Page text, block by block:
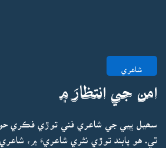
شاعري
امن جي انتظارَ ۾
سھيل ڀيي جي شاعري فني توڙي فڪري
ٿي. هو پابند توڙي نثري شاعريءَ ۾،